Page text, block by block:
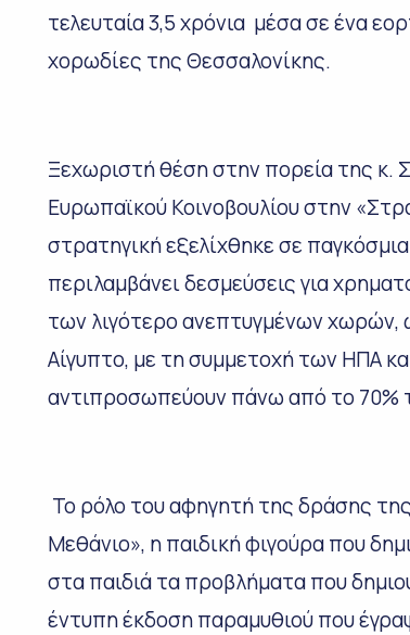
τελευταία 3,5 χρόνια μέσα σε ένα
χορωδίες της Θεσσαλονίκης.
Ξεχωριστή θέση στην πορεία της κ.
Ευρωπαϊκού Κοινοβουλίου στην
στρατηγική εξελίχθηκε σε
περιλαμβάνει δεσμεύσεις για
των λιγότερο ανεπτυγμένων χωρών,
Αίγυπτο, με τη συμμετοχή των ΗΠΑ
αντιπροσωπεύουν πάνω από το 70%
Το ρόλο του αφηγητή της δράσης
Μεθάνιο», η παιδική φιγούρα που
στα παιδιά τα προβλήματα που
έντυπη έκδοση παραμυθιού που